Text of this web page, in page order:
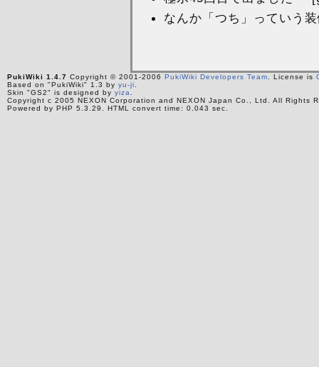
なんか「つち」っていう
PukiWiki 1.4.7 Copyright © 2001-2006 PukiWiki Developers Team. License is
Based on "PukiWiki" 1.3 by yu-ji.
Skin "GS2" is designed by yiza.
Copyright c 2005 NEXON Corporation and NEXON Japan Co., Ltd. All Rights
Powered by PHP 5.3.29. HTML convert time: 0.043 sec.